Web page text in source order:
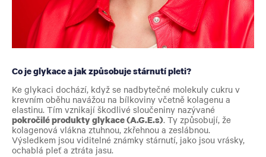
Co je glykace a jak způsobuje stárnutí pleti?
Ke glykaci dochází, když se nadbytečné molekuly cukru v
krevním oběhu navážou na bílkoviny včetně kolagenu a
elastinu. Tím vznikají škodlivé sloučeniny nazývané
pokročilé produkty glykace (A.G.E.s). Ty způsobují, že
kolagenová vlákna ztuhnou, zkřehnou a zeslábnou.
Výsledkem jsou viditelné známky stárnutí, jako jsou vrásky,
ochablá pleť a ztráta jasu.